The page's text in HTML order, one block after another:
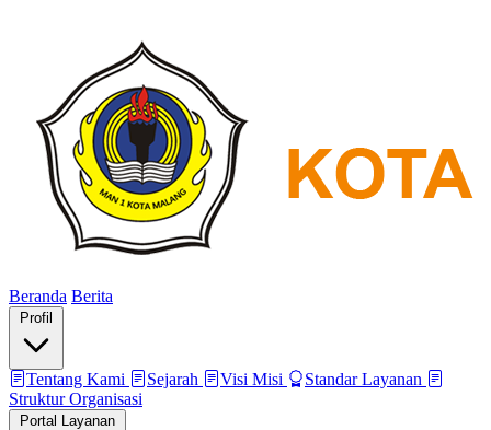
Beranda Berita
Profil
Tentang Kami Sejarah Visi Misi
Standar Layanan
Struktur Organisasi
Portal Layanan